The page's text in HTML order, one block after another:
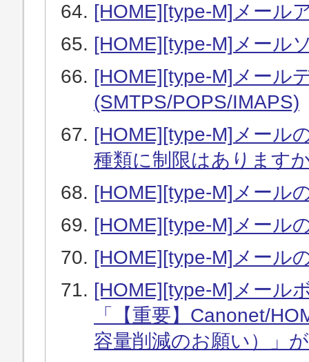
[HOME][type-M]メール
[HOME][type-M]メール
[HOME][type-M]メール
(SMTPS/POPS/IMAPS)
[HOME][type-M]メール
種類に制限はあります
[HOME][type-M]メール
[HOME][type-M]メール
[HOME][type-M]メール
[HOME][type-M]メール
「【重要】Canonet/
容量削減のお願い）」